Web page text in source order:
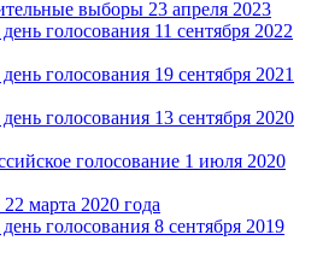
выборы 23 апреля 2023
голосования 11 сентября 2022
голосования 19 сентября 2021
голосования 13 сентября 2020
голосование 1 июля 2020
марта 2020 года
голосования 8 сентября 2019